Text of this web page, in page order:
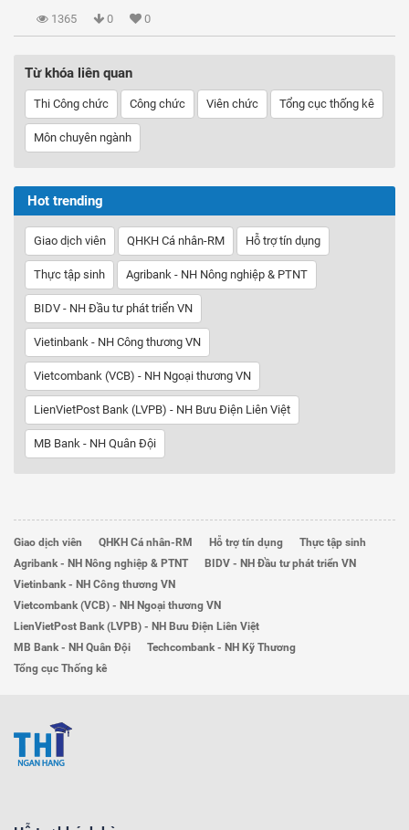
1365 0 0
Từ khóa liên quan
Thi Công chức Công chức Viên chức Tổng cục thống kê
Môn chuyên ngành
Hot trending
Giao dịch viên QHKH Cá nhân-RM Hỗ trợ tín dụng
Thực tập sinh Agribank - NH Nông nghiệp & PTNT
BIDV - NH Đầu tư phát triển VN
Vietinbank - NH Công thương VN
Vietcombank (VCB) - NH Ngoại thương VN
LienVietPost Bank (LVPB) - NH Bưu Điện Liên Việt
MB Bank - NH Quân Đội
Giao dịch viên QHKH Cá nhân-RM Hỗ trợ tín dụng
Thực tập sinh
Agribank - NH Nông nghiệp & PTNT
BIDV - NH Đầu tư phát triển VN
Vietinbank - NH Công thương VN
Vietcombank (VCB) - NH Ngoại thương VN
LienVietPost Bank (LVPB) - NH Bưu Điện Liên Việt
MB Bank - NH Quân Đội
Techcombank - NH Kỹ Thương
Tổng cục Thống kê